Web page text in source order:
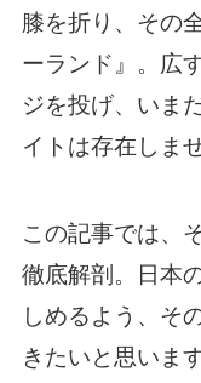
膝を折り、その
ーランド』。広
ジを投げ、いま
イトは存在しま
この記事では、
徹底解剖。日本
しめるよう、そ
きたいと思います